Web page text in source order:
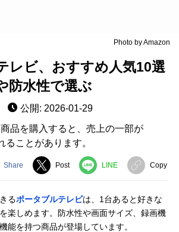
Photo by Amazon
レビ、おすすめ人気10選
防水性で選ぶ
公開: 2026-01-29
品を購入すると、売上の一部が
ることがあります。
Share Post LINE Copy
るポータブルテレビは、1台あると好きな
楽しめます。防水性や画面サイズ、録画機
能を持つ商品が登場しています。